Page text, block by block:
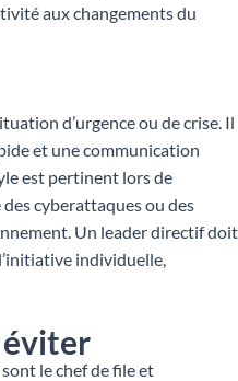
aux changements du
d’urgence ou de crise. Il
et une communication
est pertinent lors de
cyberattaques ou des
Un leader directif doit
individuelle,
éviter
le chef de file et